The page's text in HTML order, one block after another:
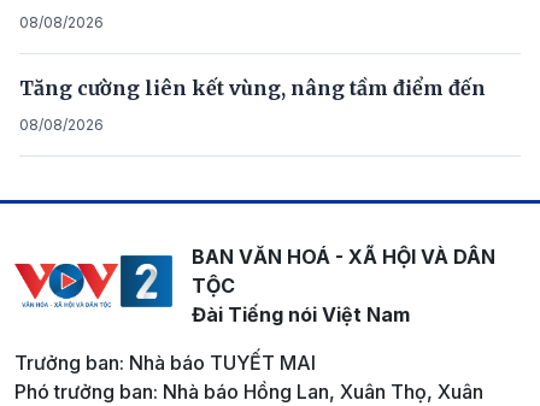
08/08/2026
Tăng cường liên kết vùng, nâng tầm điểm đến
08/08/2026
BAN VĂN HOÁ - XÃ HỘI VÀ DÂN
TỘC
Đài Tiếng nói Việt Nam
Trưởng ban: Nhà báo TUYẾT MAI
Phó trưởng ban: Nhà báo Hồng Lan, Xuân Thọ, Xuân